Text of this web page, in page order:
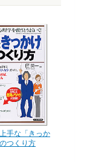
上手な「きっか
つくり方